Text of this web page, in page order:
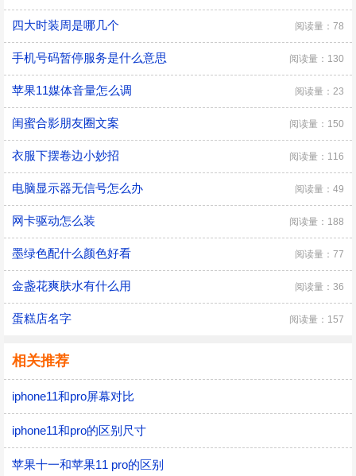
四大时装周是哪几个 阅读量：78
手机号码暂停服务是什么意思 阅读量：130
苹果11媒体音量怎么调 阅读量：23
闺蜜合影朋友圈文案 阅读量：150
衣服下摆卷边小妙招 阅读量：116
电脑显示器无信号怎么办 阅读量：49
网卡驱动怎么装 阅读量：188
墨绿色配什么颜色好看 阅读量：77
金盏花爽肤水有什么用 阅读量：36
蛋糕店名字 阅读量：157
相关推荐
iphone11和pro屏幕对比
iphone11和pro的区别尺寸
苹果十一和苹果11 pro的区别